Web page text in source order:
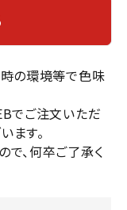
の環境等で色味
でご注文いただ
ます。
で、何卒ご了承く